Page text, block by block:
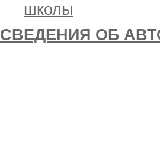
школы
СВЕДЕНИЯ ОБ